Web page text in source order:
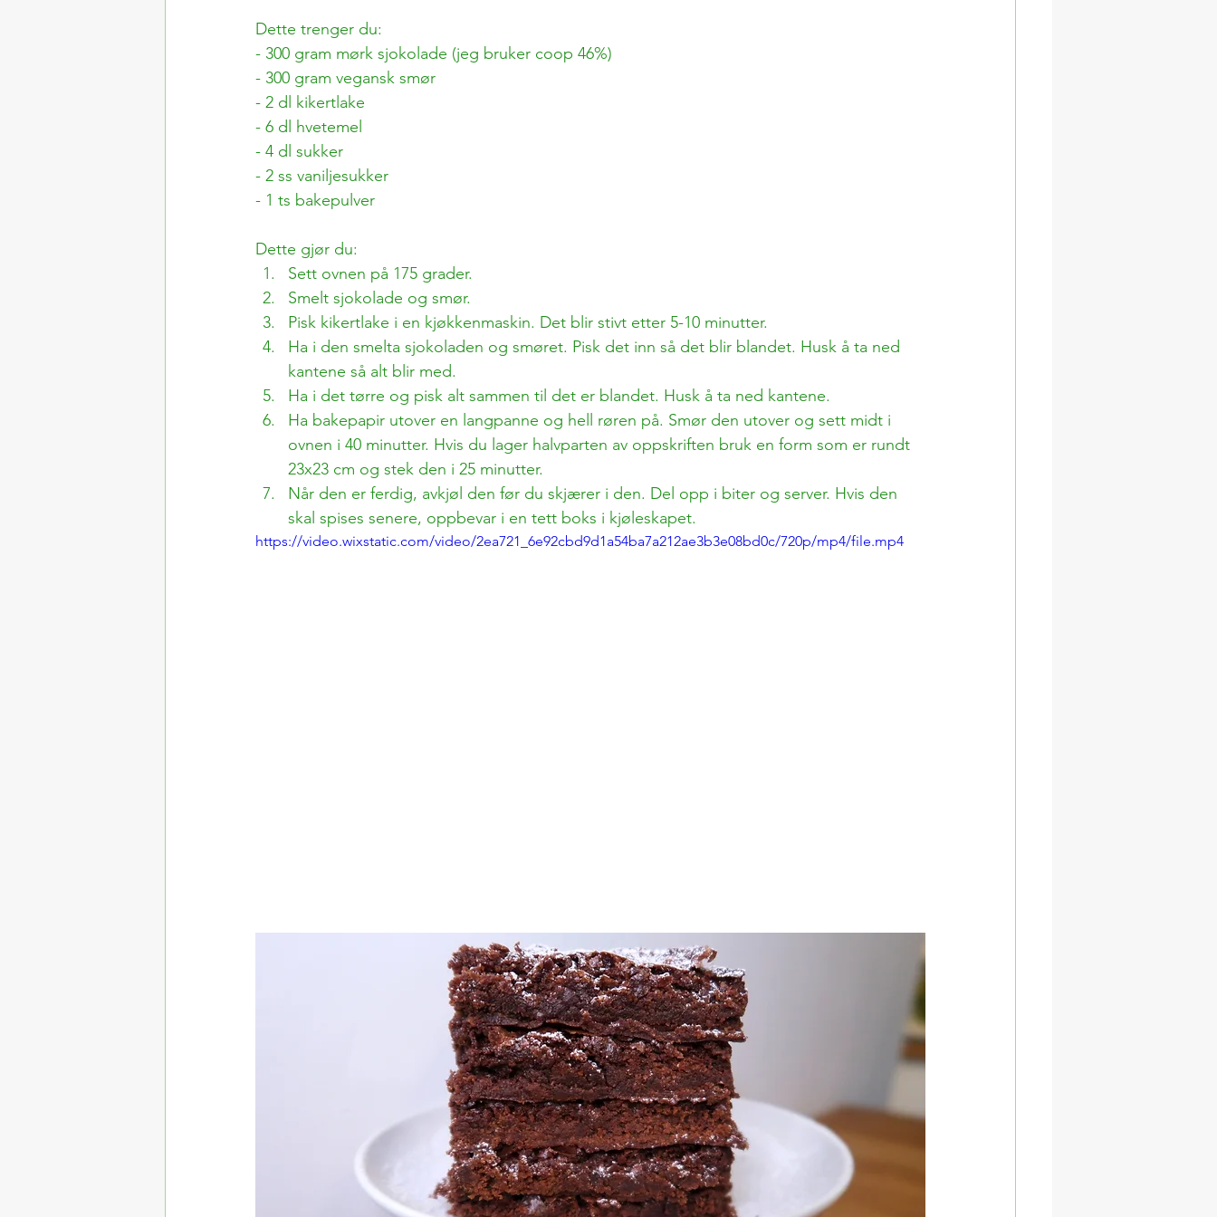
Dette trenger du:
- 300 gram mørk sjokolade (jeg bruker coop 46%)
- 300 gram vegansk smør
- 2 dl kikertlake
- 6 dl hvetemel
- 4 dl sukker
- 2 ss vaniljesukker
- 1 ts bakepulver
Dette gjør du:
Sett ovnen på 175 grader.
Smelt sjokolade og smør.
Pisk kikertlake i en kjøkkenmaskin. Det blir stivt etter 5-10 minutter.
Ha i den smelta sjokoladen og smøret. Pisk det inn så det blir blandet. Husk å ta ned
kantene så alt blir med.
Ha i det tørre og pisk alt sammen til det er blandet. Husk å ta ned kantene.
Ha bakepapir utover en langpanne og hell røren på. Smør den utover og sett midt i
ovnen i 40 minutter. Hvis du lager halvparten av oppskriften bruk en form som er rundt
23x23 cm og stek den i 25 minutter.
Når den er ferdig, avkjøl den før du skjærer i den. Del opp i biter og server. Hvis den
skal spises senere, oppbevar i en tett boks i kjøleskapet.
https://video.wixstatic.com/video/2ea721_6e92cbd9d1a54ba7a212ae3b3e08bd0c/720p/mp4/file.mp4